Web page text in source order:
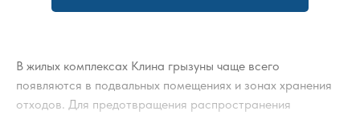
В жилых комплексах Клина грызуны чаще всего
появляются в подвальных помещениях и зонах хранения
отходов. Для предотвращения распространения